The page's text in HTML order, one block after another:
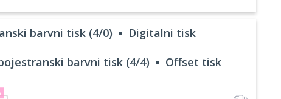
barvni tisk (4/0) Digitalni tisk
barvni tisk (4/4) Offset tisk